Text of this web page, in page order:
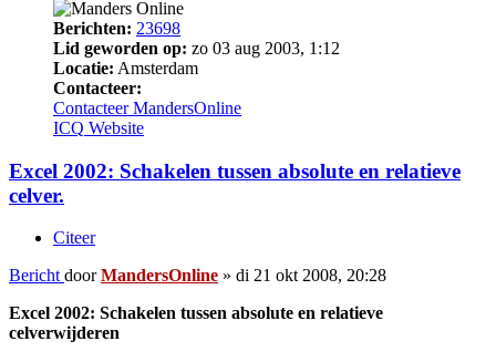
Berichten: 23698
Lid geworden op: zo 03 aug 2003, 1:12
Locatie: Amsterdam
Contacteer:
Contacteer MandersOnline
ICQ Website
Excel 2002: Schakelen tussen absolute en relatieve
celver.
Citeer
Bericht doorMandersOnline » di 21 okt 2008, 20:28
Excel 2002: Schakelen tussen absolute en relatieve
celverwijderen